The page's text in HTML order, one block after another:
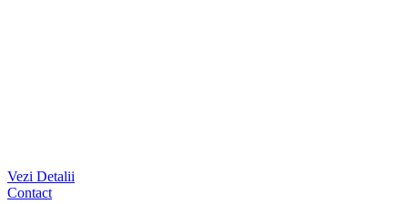
Vezi Detalii
Contact